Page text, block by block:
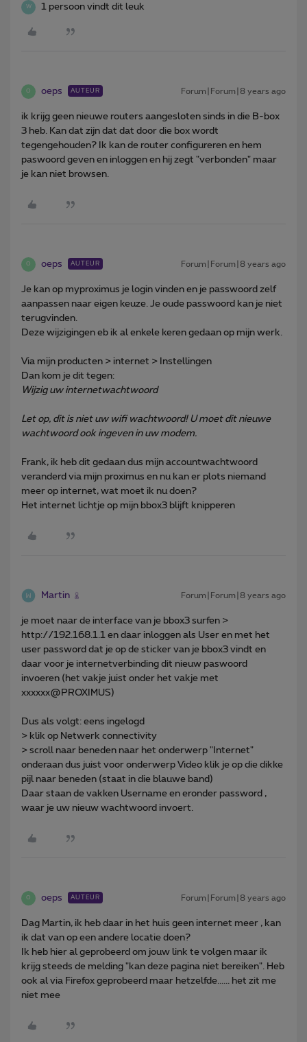
W 1 persoon vindt dit leuk
O oeps AUTEUR Forum|Forum|8 years ago
ik krijg geen nieuwe routers aangesloten sinds in die B-box
3 heb. Kan dat zijn dat dat door die box wordt
tegengehouden? Ik kan de router configureren en hem
paswoord geven en inloggen en hij zegt "verbonden" maar
je kan niet browsen.
O oeps AUTEUR Forum|Forum|8 years ago
Je kan op myproximus je login vinden en je passwoord zelf
aanpassen naar eigen keuze. Je oude passwoord kan je niet
terugvinden.
Deze wijzigingen eb ik al enkele keren gedaan op mijn werk.
Via mijn producten > internet > Instellingen
Dan kom je dit tegen:
Wijzig uw internetwachtwoord
Let op, dit is niet uw wifi wachtwoord! U moet dit nieuwe
wachtwoord ook ingeven in uw modem.
Frank, ik heb dit gedaan dus mijn accountwachtwoord
veranderd via mijn proximus en nu kan er plots niemand
meer op internet, wat moet ik nu doen?
Het internet lichtje op mijn bbox3 blijft knipperen
Martin Forum|Forum|8 years ago
je moet naar de interface van je bbox3 surfen >
http://192.168.1.1 en daar inloggen als User en met het
user password dat je op de sticker van je bbox3 vindt en
daar voor je internetverbinding dit nieuw paswoord
invoeren (het vakje juist onder het vakje met
xxxxxx@PROXIMUS)
Dus als volgt: eens ingelogd
> klik op Netwerk connectivity
> scroll naar beneden naar het onderwerp "Internet"
onderaan dus juist voor onderwerp Video klik je op die dikke
pijl naar beneden (staat in die blauwe band)
Daar staan de vakken Username en eronder password ,
waar je uw nieuw wachtwoord invoert.
O oeps AUTEUR Forum|Forum|8 years ago
Dag Martin, ik heb daar in het huis geen internet meer , kan
ik dat van op een andere locatie doen?
Ik heb hier al geprobeerd om jouw link te volgen maar ik
krijg steeds de melding "kan deze pagina niet bereiken". Heb
ook al via Firefox geprobeerd maar hetzelfde...... het zit me
niet mee